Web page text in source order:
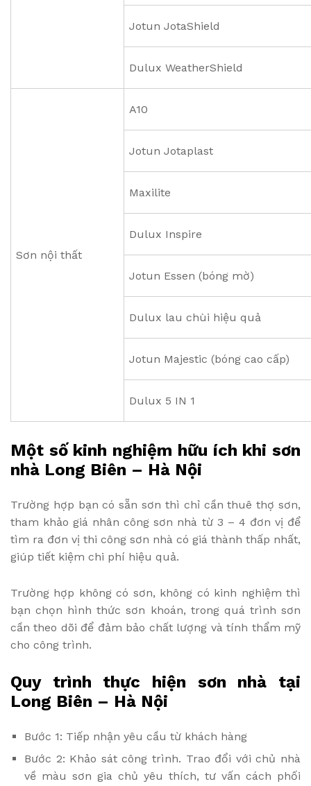
Jotun JotaShield
Dulux WeatherShield
Sơn nội thất
A10
Jotun Jotaplast
Maxilite
Dulux Inspire
Jotun Essen (bóng mờ)
Dulux lau chùi hiệu quả
Jotun Majestic (bóng cao cấp)
Dulux 5 IN 1
Một số kinh nghiệm hữu ích khi sơn
nhà Long Biên – Hà Nội
Trường hợp bạn có sẵn sơn thì chỉ cần thuê thợ sơn,
tham khảo giá nhân công sơn nhà từ 3 – 4 đơn vị để
tìm ra đơn vị thi công sơn nhà có giá thành thấp nhất,
giúp tiết kiệm chi phí hiệu quả.
Trường hợp không có sơn, không có kinh nghiệm thì
bạn chọn hình thức sơn khoán, trong quá trình sơn
cần theo dõi để đảm bảo chất lượng và tính thẩm mỹ
cho công trình.
Quy trình thực hiện sơn nhà tại
Long Biên – Hà Nội
Bước 1: Tiếp nhận yêu cầu từ khách hàng
Bước 2: Khảo sát công trình. Trao đổi với chủ nhà
về màu sơn gia chủ yêu thích, tư vấn cách phối